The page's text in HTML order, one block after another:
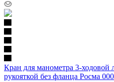
Кран для манометра 3-
рукояткой без фланца Росма